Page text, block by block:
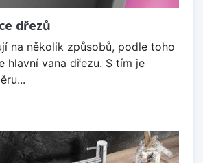
dřezů
na několik způsobů, podle toho
hlavní vana dřezu. S tím je